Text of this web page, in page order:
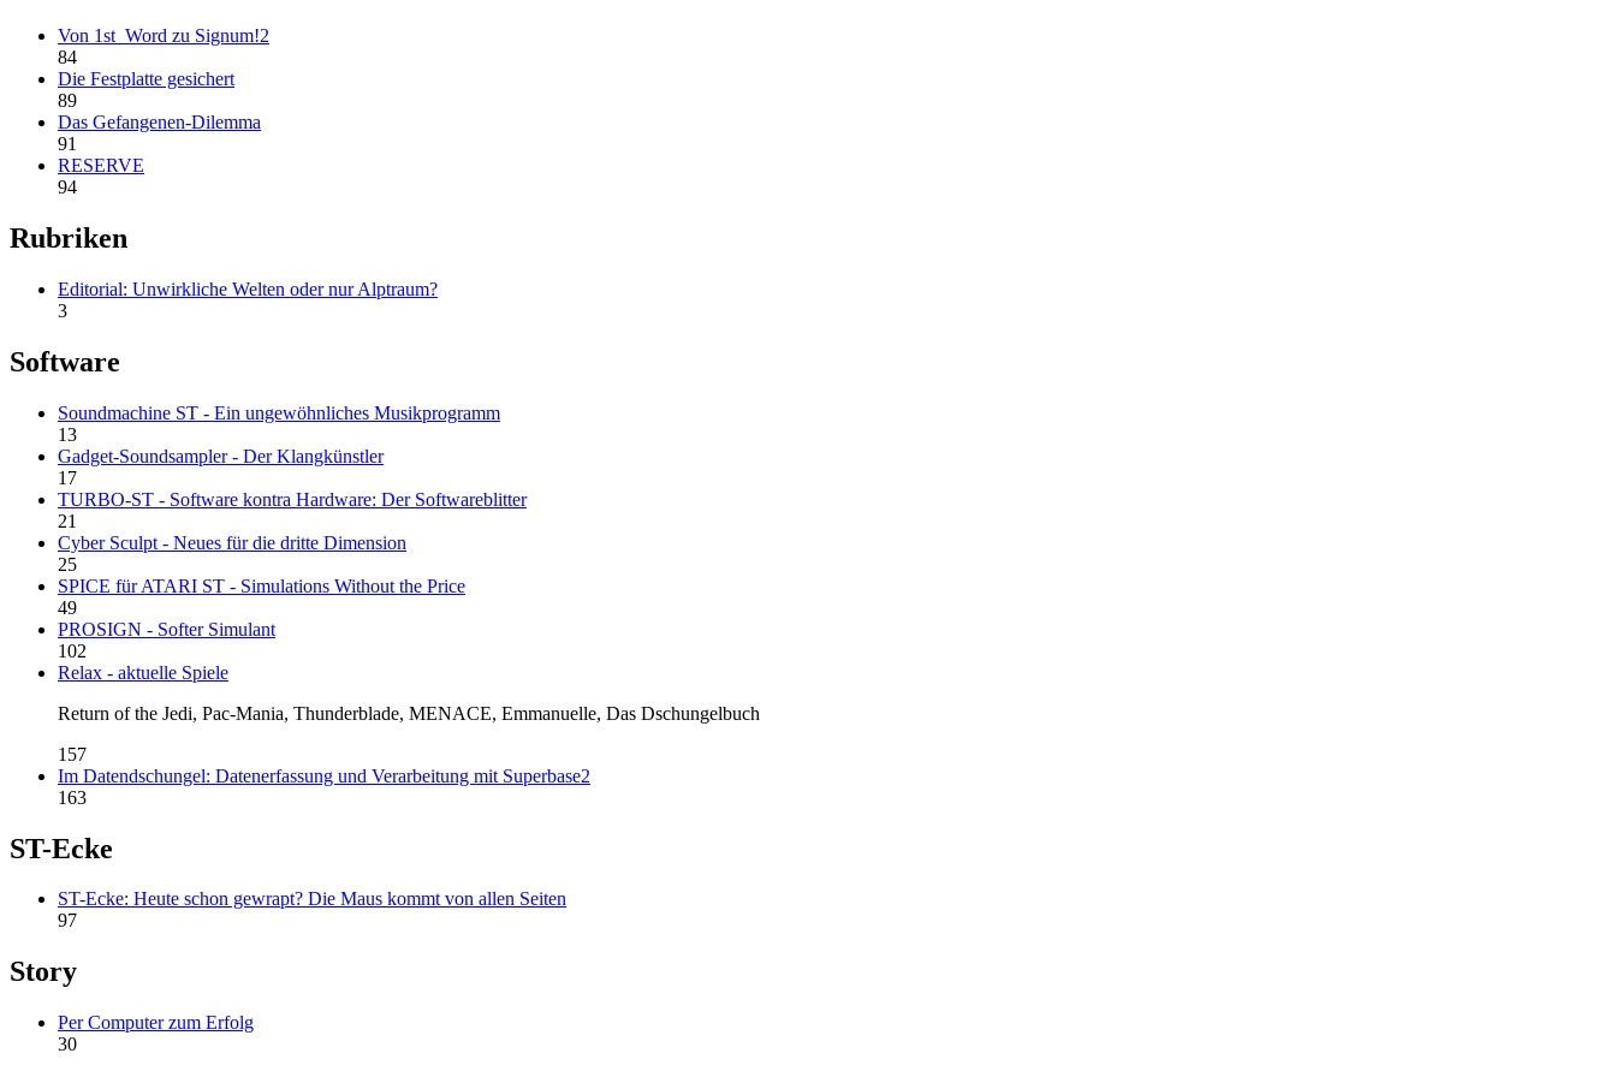
Von 1st_Word zu Signum!2
84
Die Festplatte gesichert
89
Das Gefangenen-Dilemma
91
RESERVE
94
Rubriken
Editorial: Unwirkliche Welten oder nur Alptraum?
3
Software
Soundmachine ST - Ein ungewöhnliches Musikprogramm
13
Gadget-Soundsampler - Der Klangkünstler
17
TURBO-ST - Software kontra Hardware: Der Softwareblitter
21
Cyber Sculpt - Neues für die dritte Dimension
25
SPICE für ATARI ST - Simulations Without the Price
49
PROSIGN - Softer Simulant
102
Relax - aktuelle Spiele
Return of the Jedi, Pac-Mania, Thunderblade, MENACE, Emmanuelle, Das Dschungelbuch
157
Im Datendschungel: Datenerfassung und Verarbeitung mit Superbase2
163
ST-Ecke
ST-Ecke: Heute schon gewrapt? Die Maus kommt von allen Seiten
97
Story
Per Computer zum Erfolg
30